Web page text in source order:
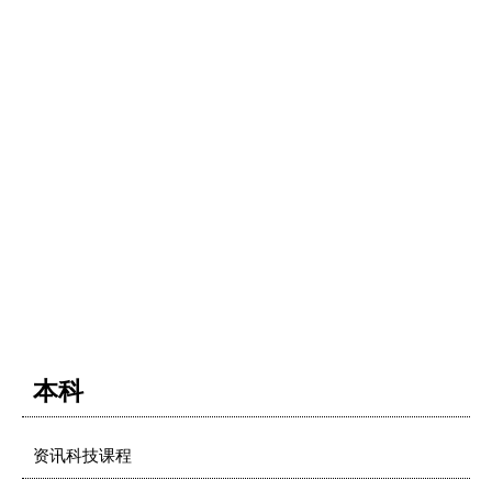
本科
资讯科技课程